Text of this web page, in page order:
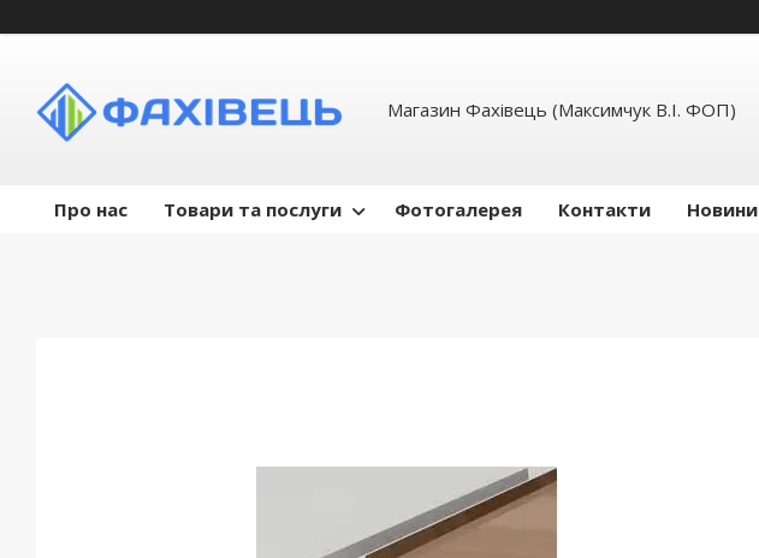
Магазин Фахівець (Максимчук В.І. ФОП)
Про нас Товари та послуги Фотогалерея Контакти Новини